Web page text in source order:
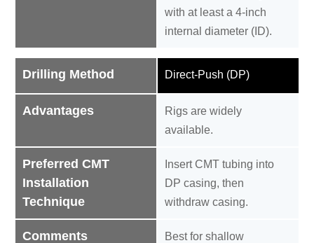
with at least a 4-inch
internal diameter (ID).
Drilling Method
Advantages
Preferred CMT
Installation
Technique
Comments
Direct-Push (DP)
Rigs are widely
available.
Insert CMT tubing into
DP casing, then
withdraw casing.
Best for shallow